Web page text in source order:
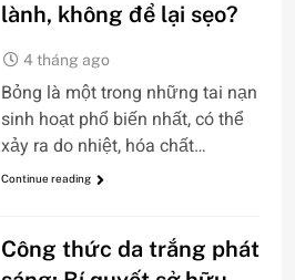
lành, không để lại sẹo?
4 tháng ago
Bỏng là một trong những tai nạn
sinh hoạt phổ biến nhất, có thể
xảy ra do nhiệt, hóa chất…
Continue reading
Công thức da trắng phát